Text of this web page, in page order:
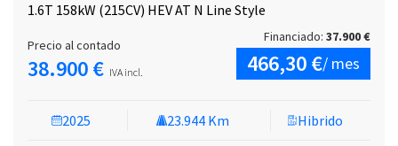
1.6T 158kW (215CV) HEV AT N Line Style
2025 23.944 Km Hibrido
Precio al contado
38.900 € IVA incl.
Financiado: 37.900 €
466,30 €/ mes